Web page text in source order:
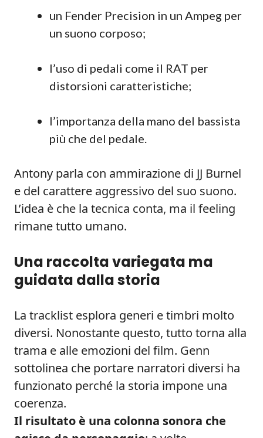
un Fender Precision in un Ampeg per
un suono corposo;
l’uso di pedali come il RAT per
distorsioni caratteristiche;
l’importanza della mano del bassista
più che del pedale.
Antony parla con ammirazione di JJ Burnel
e del carattere aggressivo del suo suono.
L’idea è che la tecnica conta, ma il feeling
rimane tutto umano.
Una raccolta variegata ma
guidata dalla storia
La tracklist esplora generi e timbri molto
diversi. Nonostante questo, tutto torna alla
trama e alle emozioni del film. Genn
sottolinea che portare narratori diversi ha
funzionato perché la storia impone una
coerenza.
Il risultato è una colonna sonora che